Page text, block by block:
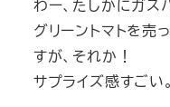
わー、たしかにガス
グリーントマトを売
すが、それか！
サプライズ感すごい。